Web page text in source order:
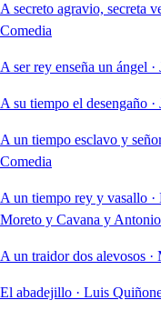
A secreto agravio, secreta
Comedia
A ser rey enseña un ángel ·
A su tiempo el desengaño ·
A un tiempo esclavo y
Comedia
A un tiempo rey y vasallo ·
Moreto y Cavana y
A un traidor dos alevosos ·
El abadejillo · Luis